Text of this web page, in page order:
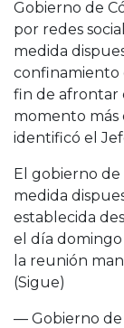
Gobierno de
por redes
medida
confinamiento
fin de afrontar
momento más
identificó el
El gobierno
medida
establecida
el día
la reunión
(Sigue)
— Gobierno de